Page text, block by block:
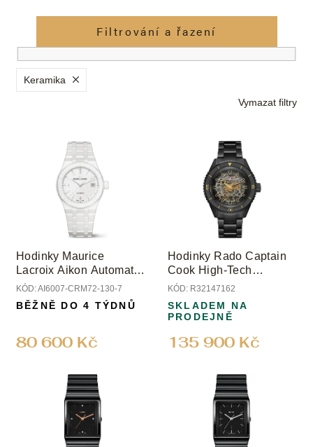
z
n
í
p
r
Filtrování a řazení
Keramika
Vymazat filtry
o
d
u
k
ů
Hodinky Maurice
Lacroix Aikon Automatic
Ceramic
KÓD:AI6007-CRM72-130-7
80 600 Kč
BĚŽNĚ DO 4 TÝDNŮ
Hodinky Rado Captain
Cook High-Tech
Ceramic Limited Edition
KÓD: R32147162
135 900 Kč
SKLADEM NA
PRODEJNĚ